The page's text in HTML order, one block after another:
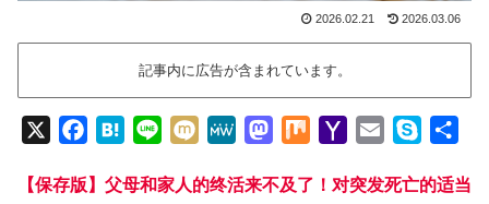
2026.02.21 2026.03.06
記事内に広告が含まれています。
c
H
t
n
M
x
M
W
M
s
x
h
a
y
【保存版】父母和家人的终活来不及了！对突发死亡的适当